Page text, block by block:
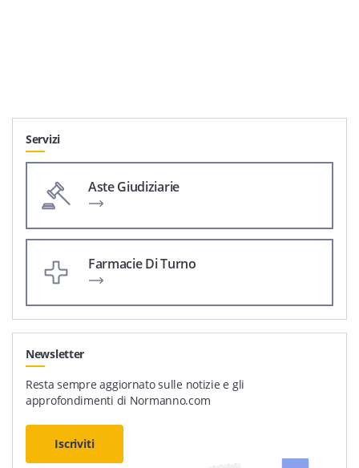
Servizi
Aste Giudiziarie
Farmacie Di Turno
Newsletter
Resta sempre aggiornato sulle notizie e gli
approfondimenti di Normanno.com
Iscriviti